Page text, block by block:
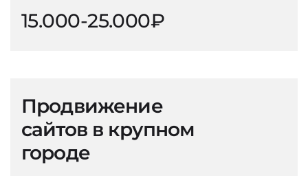
15.000-25.000₽
Продвижение
сайтов в крупном
городе